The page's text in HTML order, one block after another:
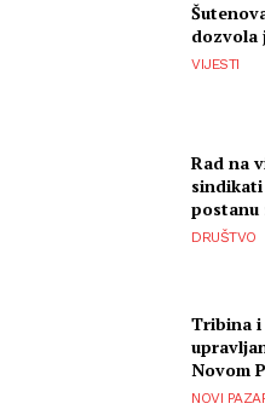
dozvola
VIJESTI
Rad na
postanu
DRUŠTVO
Tribina i
Novom
NOVI